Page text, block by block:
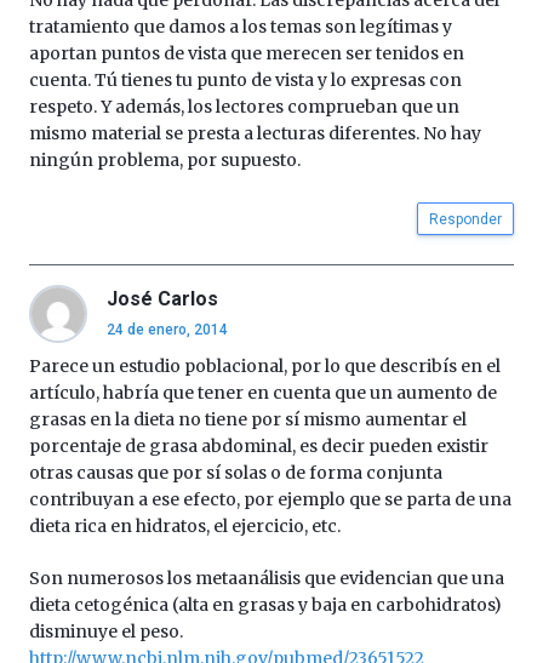
tratamiento que damos a los temas son legítimas y
aportan puntos de vista que merecen ser tenidos en
cuenta. Tú tienes tu punto de vista y lo expresas con
respeto. Y además, los lectores comprueban que un
mismo material se presta a lecturas diferentes. No hay
ningún problema, por supuesto.
Responder
José Carlos
24 de enero, 2014
Parece un estudio poblacional, por lo que describís en el
artículo, habría que tener en cuenta que un aumento de
grasas en la dieta no tiene por sí mismo aumentar el
porcentaje de grasa abdominal, es decir pueden existir
otras causas que por sí solas o de forma conjunta
contribuyan a ese efecto, por ejemplo que se parta de una
dieta rica en hidratos, el ejercicio, etc.
Son numerosos los metaanálisis que evidencian que una
dieta cetogénica (alta en grasas y baja en carbohidratos)
disminuye el peso.
http://www.ncbi.nlm.nih.gov/pubmed/23651522